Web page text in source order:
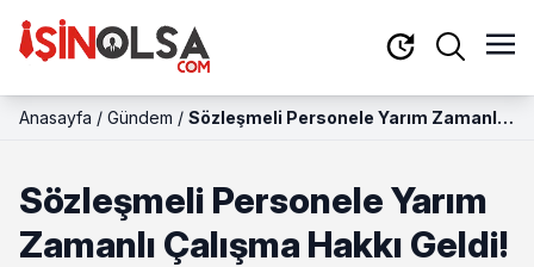
Anasayfa / Gündem / Sözleşmeli Personele Yarım Zamanlı
Sözleşmeli Personele Yarım
Zamanlı Çalışma Hakkı Geldi!